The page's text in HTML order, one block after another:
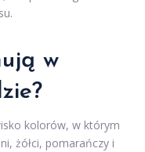
w
kolorów, w którym
żółci, pomarańczy i